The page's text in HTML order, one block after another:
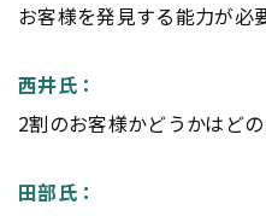
お客様を発見する能力が必
西井氏：
2割のお客様かどうかはど
田部氏：